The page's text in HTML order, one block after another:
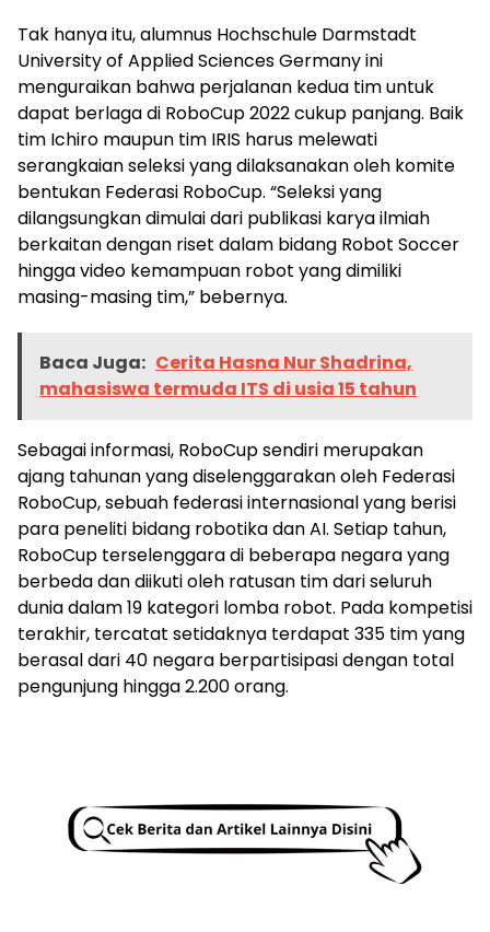
Tak hanya itu, alumnus Hochschule Darmstadt
University of Applied Sciences Germany ini
menguraikan bahwa perjalanan kedua tim untuk
dapat berlaga di RoboCup 2022 cukup panjang. Baik
tim Ichiro maupun tim IRIS harus melewati
serangkaian seleksi yang dilaksanakan oleh komite
bentukan Federasi RoboCup. “Seleksi yang
dilangsungkan dimulai dari publikasi karya ilmiah
berkaitan dengan riset dalam bidang Robot Soccer
hingga video kemampuan robot yang dimiliki
masing-masing tim,” bebernya.
Baca Juga: Cerita Hasna Nur Shadrina,
mahasiswa termuda ITS di usia 15 tahun
Sebagai informasi, RoboCup sendiri merupakan
ajang tahunan yang diselenggarakan oleh Federasi
RoboCup, sebuah federasi internasional yang berisi
para peneliti bidang robotika dan AI. Setiap tahun,
RoboCup terselenggara di beberapa negara yang
berbeda dan diikuti oleh ratusan tim dari seluruh
dunia dalam 19 kategori lomba robot. Pada kompetisi
terakhir, tercatat setidaknya terdapat 335 tim yang
berasal dari 40 negara berpartisipasi dengan total
pengunjung hingga 2.200 orang.